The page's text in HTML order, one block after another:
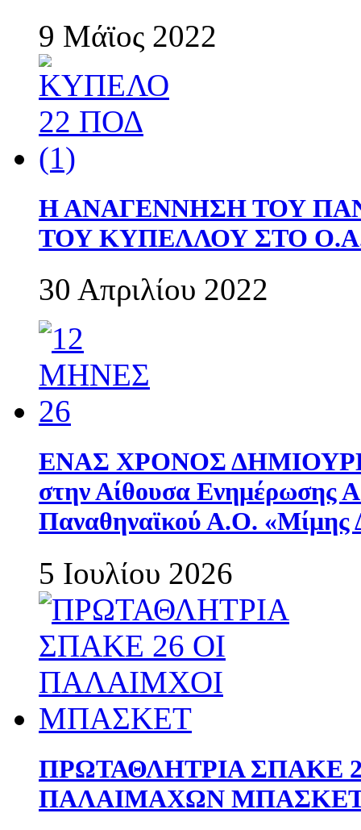
9 Μάϊος 2022
Η ΑΝΑΓΕΝΝΗΣΗ ΤΟΥ
ΤΟΥ ΚΥΠΕΛΛΟΥ ΣΤΟ
30 Απριλίου 2022
ΕΝΑΣ ΧΡΟΝΟΣ
στην Αίθουσα Ενημέρωσης
Παναθηναϊκού Α.Ο. «Μίμης
5 Ιουλίου 2026
ΠΡΩΤΑΘΛΗΤΡΙΑ ΣΠΑΚΕ
ΠΑΛΑΙΜΑΧΩΝ